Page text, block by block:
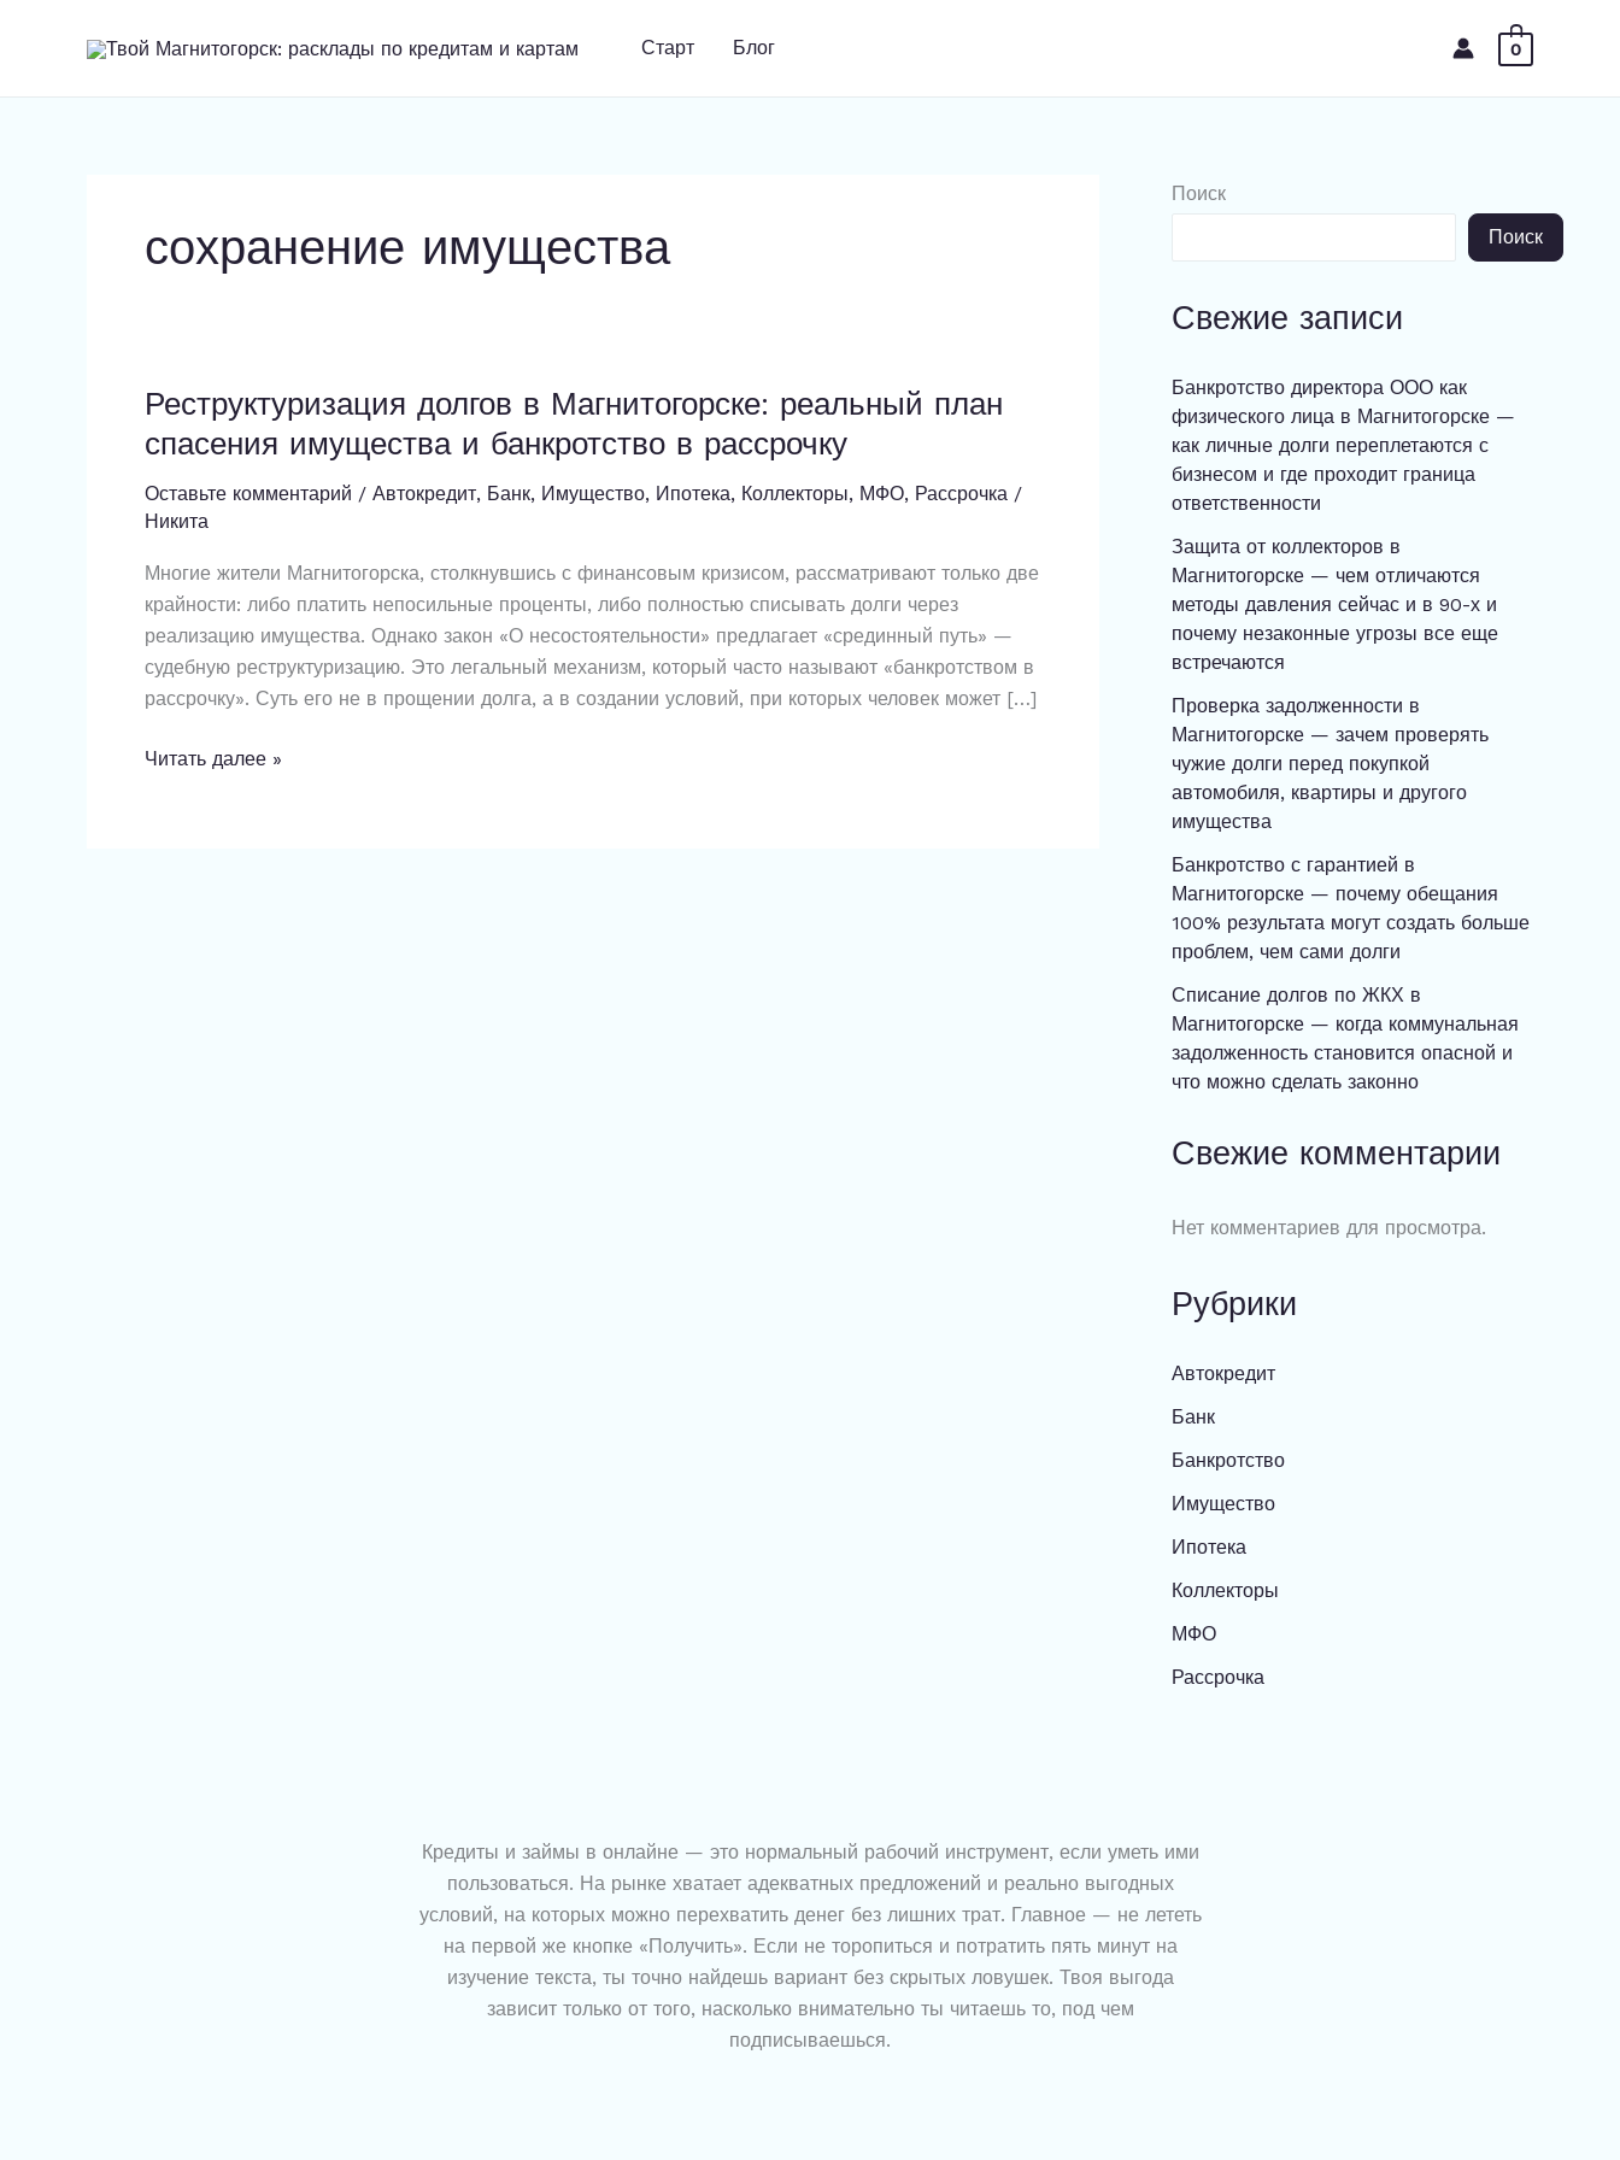
Старт Блог 0
сохранение имущества
Реструктуризация долгов в Магнитогорске: реальный план
спасения имущества и банкротство в рассрочку
Оставьте комментарий / Автокредит, Банк, Имущество, Ипотека, Коллекторы, МФО, Рассрочка /
Никита
Многие жители Магнитогорска, столкнувшись с финансовым кризисом, рассматривают только две
крайности: либо платить непосильные проценты, либо полностью списывать долги через
реализацию имущества. Однако закон «О несостоятельности» предлагает «срединный путь» —
судебную реструктуризацию. Это легальный механизм, который часто называют «банкротством в
рассрочку». Суть его не в прощении долга, а в создании условий, при которых человек может […]
Реструктуризация
в
Магнитогорске:
реальный
спасения
имущества
и
банкротство
в
Читать далее »
Поиск
Поиск
Свежие записи
Банкротство директора ООО как
физического лица в Магнитогорске —
как личные долги переплетаются с
бизнесом и где проходит граница
ответственности
Защита от коллекторов в
Магнитогорске — чем отличаются
методы давления сейчас и в 90-х и
почему незаконные угрозы все еще
встречаются
Проверка задолженности в
Магнитогорске — зачем проверять
чужие долги перед покупкой
автомобиля, квартиры и другого
имущества
Банкротство с гарантией в
Магнитогорске — почему обещания
100% результата могут создать больше
проблем, чем сами долги
Списание долгов по ЖКХ в
Магнитогорске — когда коммунальная
задолженность становится опасной и
что можно сделать законно
Свежие комментарии
Нет комментариев для просмотра.
Рубрики
Автокредит
Банк
Банкротство
Имущество
Ипотека
Коллекторы
МФО
Рассрочка
Кредиты и займы в онлайне — это нормальный рабочий инструмент, если уметь ими
пользоваться. На рынке хватает адекватных предложений и реально выгодных
условий, на которых можно перехватить денег без лишних трат. Главное — не лететь
на первой же кнопке «Получить». Если не торопиться и потратить пять минут на
изучение текста, ты точно найдешь вариант без скрытых ловушек. Твоя выгода
зависит только от того, насколько внимательно ты читаешь то, под чем
подписываешься.